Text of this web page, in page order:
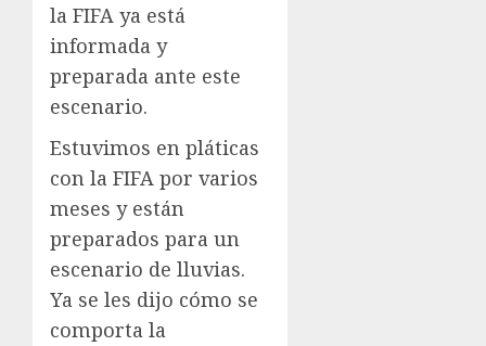
la FIFA ya está
informada y
preparada ante este
escenario.
Estuvimos en pláticas
con la FIFA por varios
meses y están
preparados para un
escenario de lluvias.
Ya se les dijo cómo se
comporta la